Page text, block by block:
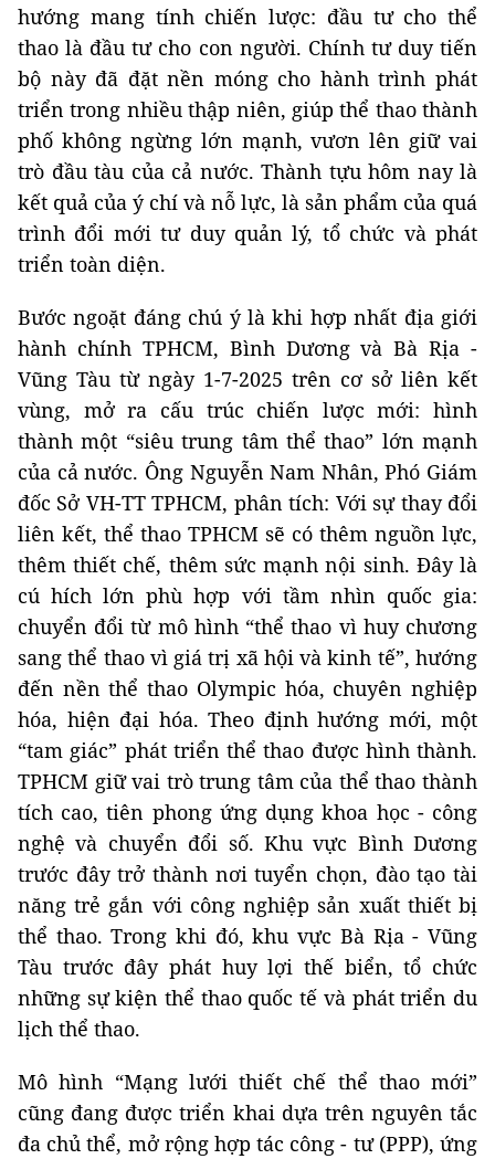
hướng mang tính chiến lược: đầu tư cho thể
thao là đầu tư cho con người. Chính tư duy tiến
bộ này đã đặt nền móng cho hành trình phát
triển trong nhiều thập niên, giúp thể thao thành
phố không ngừng lớn mạnh, vươn lên giữ vai
trò đầu tàu của cả nước. Thành tựu hôm nay là
kết quả của ý chí và nỗ lực, là sản phẩm của quá
trình đổi mới tư duy quản lý, tổ chức và phát
triển toàn diện.
Bước ngoặt đáng chú ý là khi hợp nhất địa giới
hành chính TPHCM, Bình Dương và Bà Rịa -
Vũng Tàu từ ngày 1-7-2025 trên cơ sở liên kết
vùng, mở ra cấu trúc chiến lược mới: hình
thành một “siêu trung tâm thể thao” lớn mạnh
của cả nước. Ông Nguyễn Nam Nhân, Phó Giám
đốc Sở VH-TT TPHCM, phân tích: Với sự thay đổi
liên kết, thể thao TPHCM sẽ có thêm nguồn lực,
thêm thiết chế, thêm sức mạnh nội sinh. Đây là
cú hích lớn phù hợp với tầm nhìn quốc gia:
chuyển đổi từ mô hình “thể thao vì huy chương
sang thể thao vì giá trị xã hội và kinh tế”, hướng
đến nền thể thao Olympic hóa, chuyên nghiệp
hóa, hiện đại hóa. Theo định hướng mới, một
“tam giác” phát triển thể thao được hình thành.
TPHCM giữ vai trò trung tâm của thể thao thành
tích cao, tiên phong ứng dụng khoa học - công
nghệ và chuyển đổi số. Khu vực Bình Dương
trước đây trở thành nơi tuyển chọn, đào tạo tài
năng trẻ gắn với công nghiệp sản xuất thiết bị
thể thao. Trong khi đó, khu vực Bà Rịa - Vũng
Tàu trước đây phát huy lợi thế biển, tổ chức
những sự kiện thể thao quốc tế và phát triển du
lịch thể thao.
Mô hình “Mạng lưới thiết chế thể thao mới”
cũng đang được triển khai dựa trên nguyên tắc
đa chủ thể, mở rộng hợp tác công - tư (PPP), ứng